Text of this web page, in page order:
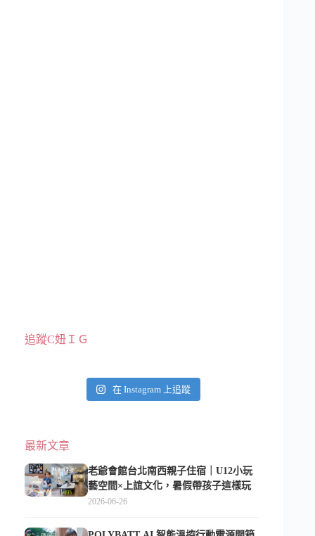
追蹤C妞ＩＧ
在 Instagram 上追蹤
最新文章
老爺會館台北南西親子住宿｜U12小玩
藝空間×上誼文化，暑假帶孩子這樣玩
2026-06-26